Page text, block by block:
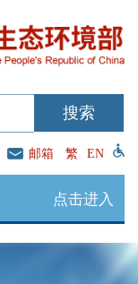
邮箱 繁 EN
点击进入